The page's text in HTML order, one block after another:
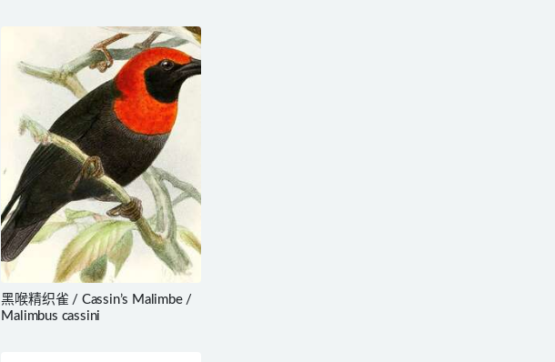
黑喉精织雀 / Cassin’s Malimbe /
Malimbus cassini